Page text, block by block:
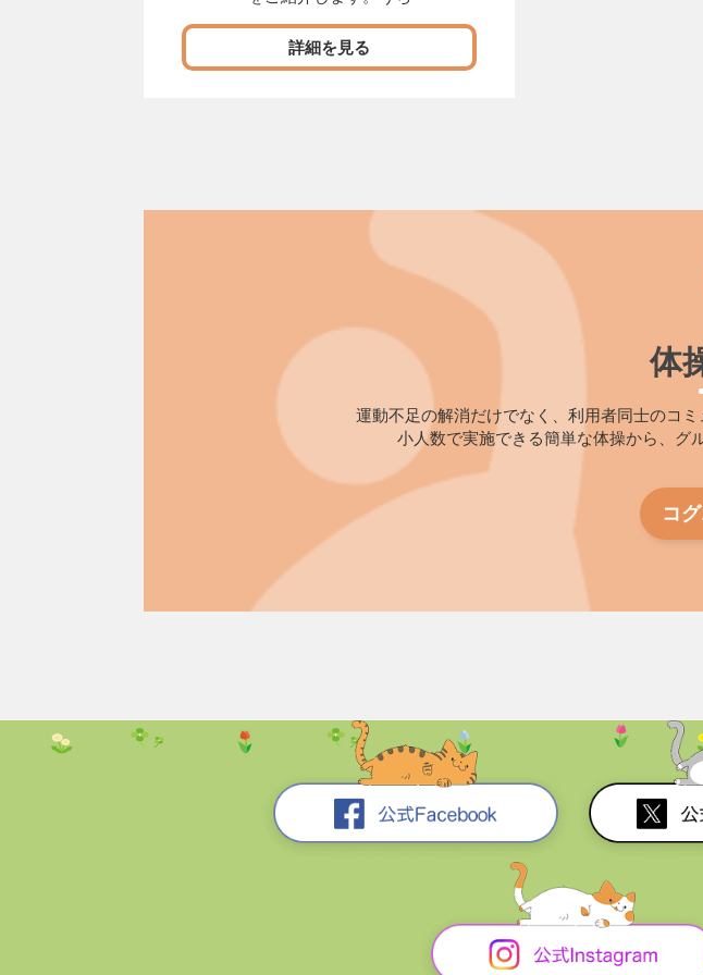
詳細を見る
体
運動不足の解消だけでなく、利用者同士のコ
小人数で実施できる簡単な体操から、グ
コ